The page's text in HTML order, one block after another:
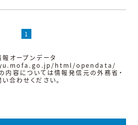
1
オープンデータ
html/opendata/
内容については情報発信元の外務省・
合わせください。